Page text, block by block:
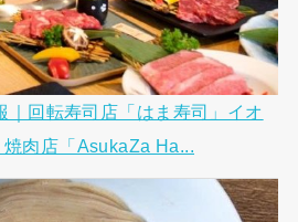
｜回転寿司店「はま寿司」イオ
肉店「AsukaZa Ha...